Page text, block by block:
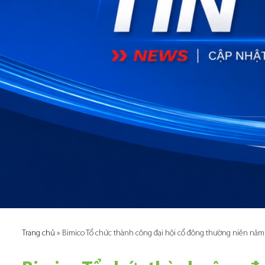
Trang chủ » Bimico Tổ chức thành công đại hội cổ đông thường niên